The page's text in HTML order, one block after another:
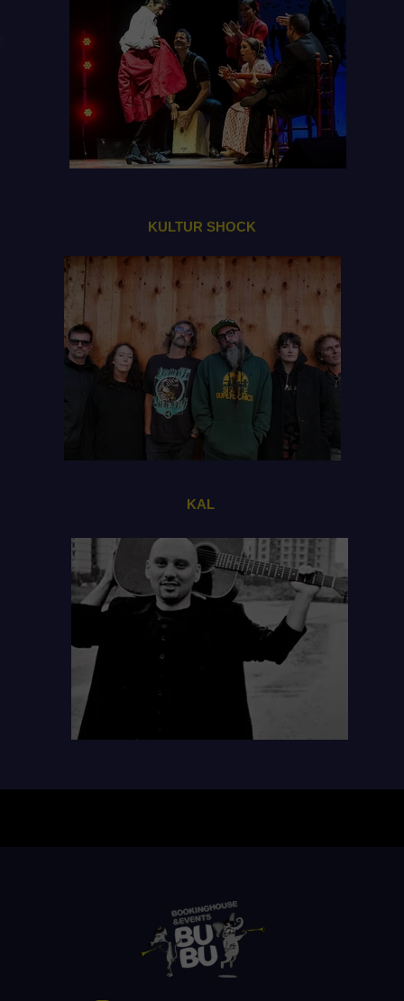
KULTUR SHOCK
KAL